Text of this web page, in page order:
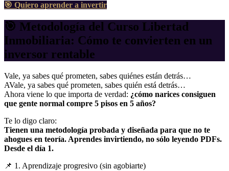
🎯 Quiero aprender a invertir
🎯 Metodología del Curso Libertad
Inmobiliaria: Cómo te convierten en un
inversor rentable
Vale, ya sabes qué prometen, sabes quiénes están detrás…
AVale, ya sabes qué prometen, sabes quién está detrás…
Ahora viene lo que importa de verdad: ¿cómo narices consiguen
que gente normal compre 5 pisos en 5 años?
Te lo digo claro:
Tienen una metodología probada y diseñada para que no te
ahogues en teoría. Aprendes invirtiendo, no sólo leyendo PDFs.
Desde el día 1.
📌 1. Aprendizaje progresivo (sin agobiarte)